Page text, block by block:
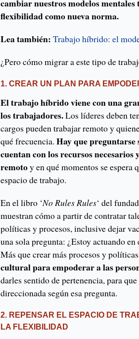
cambiar nuestros modelos
flexibilidad como nueva norma.
Lea también: Trabajo híbrido: el
¿Pero cómo migrar a este tipo de
1. CREAR UN PLAN PARA
El trabajo híbrido viene con una
los trabajadores.Los líderes deben
cargos pueden trabajar remoto y
qué frecuencia.Hay que preguntarse
cuentan con los recursos
remotoy en qué momentos se espera
espacio de trabajo.
En el libro ‘No Rules Rules‘ del
muestran cómo a partir de contratar
políticas y procesos, inclusive dejar
una sola pregunta: ¿Estoy actuando
Más que crear más procesos y
cultural para empoderar a las
darles sentido de pertenencia, para
direccionada según esa pregunta.
2. REPENSAR EL ESPACIO DE
LA FLEXIBILIDAD